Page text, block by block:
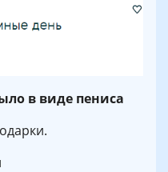
в виде пениса